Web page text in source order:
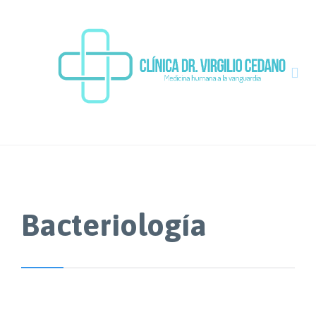

Bacteriología